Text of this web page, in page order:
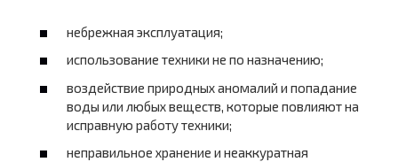
небрежная эксплуатация;
использование техники не по назначению;
воздействие природных аномалий и попадание
воды или любых веществ, которые повлияют на
исправную работу техники;
неправильное хранение и неаккуратная